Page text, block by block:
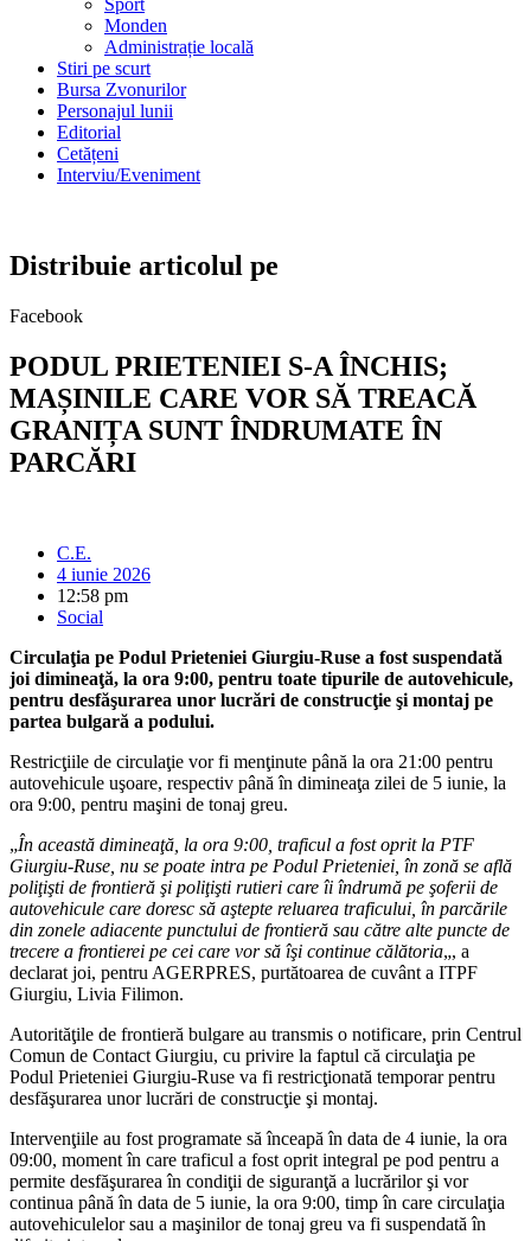
Sport
Monden
Administrație locală
Stiri pe scurt
Bursa Zvonurilor
Personajul lunii
Editorial
Cetățeni
Interviu/Eveniment
Distribuie articolul pe
Facebook
PODUL PRIETENIEI S-A ÎNCHIS;
MAȘINILE CARE VOR SĂ TREACĂ
GRANIȚA SUNT ÎNDRUMATE ÎN
PARCĂRI
C.E.
4 iunie 2026
12:58 pm
Social
Circulaţia pe Podul Prieteniei Giurgiu-Ruse a fost suspendată
joi dimineaţă, la ora 9:00, pentru toate tipurile de autovehicule,
pentru desfăşurarea unor lucrări de construcţie şi montaj pe
partea bulgară a podului.
Restricţiile de circulaţie vor fi menţinute până la ora 21:00 pentru
autovehicule uşoare, respectiv până în dimineaţa zilei de 5 iunie, la
ora 9:00, pentru maşini de tonaj greu.
„În această dimineaţă, la ora 9:00, traficul a fost oprit la PTF
Giurgiu-Ruse, nu se poate intra pe Podul Prieteniei, în zonă se află
poliţişti de frontieră şi poliţişti rutieri care îi îndrumă pe şoferii de
autovehicule care doresc să aştepte reluarea traficului, în parcările
din zonele adiacente punctului de frontieră sau către alte puncte de
trecere a frontierei pe cei care vor să îşi continue călătoria„, a
declarat joi, pentru AGERPRES, purtătoarea de cuvânt a ITPF
Giurgiu, Livia Filimon.
Autorităţile de frontieră bulgare au transmis o notificare, prin Centrul
Comun de Contact Giurgiu, cu privire la faptul că circulaţia pe
Podul Prieteniei Giurgiu-Ruse va fi restricţionată temporar pentru
desfăşurarea unor lucrări de construcţie şi montaj.
Intervenţiile au fost programate să înceapă în data de 4 iunie, la ora
09:00, moment în care traficul a fost oprit integral pe pod pentru a
permite desfăşurarea în condiţii de siguranţă a lucrărilor şi vor
continua până în data de 5 iunie, la ora 9:00, timp în care circulaţia
autovehiculelor sau a maşinilor de tonaj greu va fi suspendată în